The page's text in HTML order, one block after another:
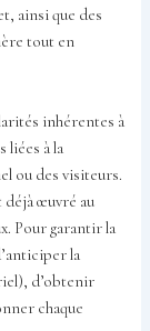
ainsi que des
tout en
inhérentes à
liées à la
ou des visiteurs.
déjà œuvré au
Pour garantir la
la
d’obtenir
chaque